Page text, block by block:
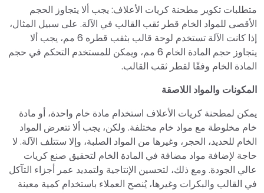
متطلبات تكوير مطحنة كريات الأعلاف: يجب ألا يتجاوز الحجم
الأقصى للمواد الخام قطر ثقب القالب في الآلة. على سبيل المثال،
إذا كانت الآلة تستخدم لوحة قالب بثقب قطره 6 مم، يجب ألا
يتجاوز حجم المادة الخام 6 مم، ويمكن للمستخدم التحكم في حجم
المادة الخام وفقًا لقطر ثقب القالب.
المكونات والمواد اللاصقة
يمكن لمطحنة كريات الأعلاف استخدام مادة خام واحدة، أو مادة
خام مخلوطة مع مواد خام مختلفة. ولكن، يجب ألا تتعرض المواد
الخام للحديد، الحجر، وغيرها من المواد الصلبة، وإلا ستتلف الآلة. لا
حاجة لإضافة مواد مضافة في المادة الخام لتحقيق صنع كريات
عالي الجودة. ومع ذلك، لتحسين الإنتاجية ولتمديد عمر أجزاء التآكل
في القالب والبكرات وغيرها، يُنصح العملاء باستخدام كمية معينة